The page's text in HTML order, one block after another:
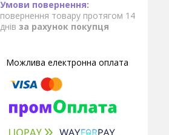
повернення товару протягом 14
днів за рахунок покупця